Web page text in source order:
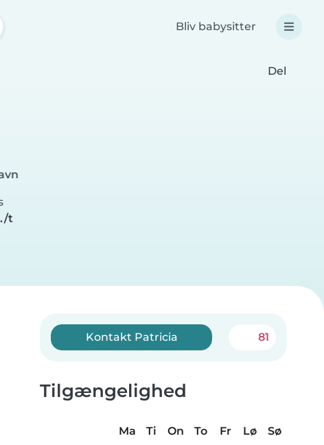
Bliv babysitter
Del
t
Kontakt Patricia 81
Tilgængelighed
Ma Ti On To Fr Lø
Sø